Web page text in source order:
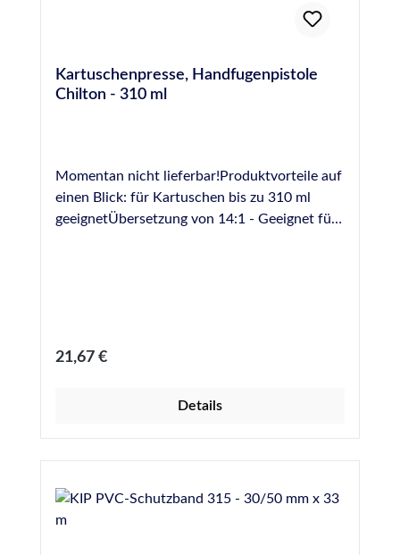
Kartuschenpresse, Handfugenpistole
Chilton - 310 ml
Momentan nicht lieferbar!Produktvorteile auf
einen Blick: für Kartuschen bis zu 310 ml
geeignetÜbersetzung von 14:1 - Geeignet für
Regulärer Preis:
21,67 €
Details